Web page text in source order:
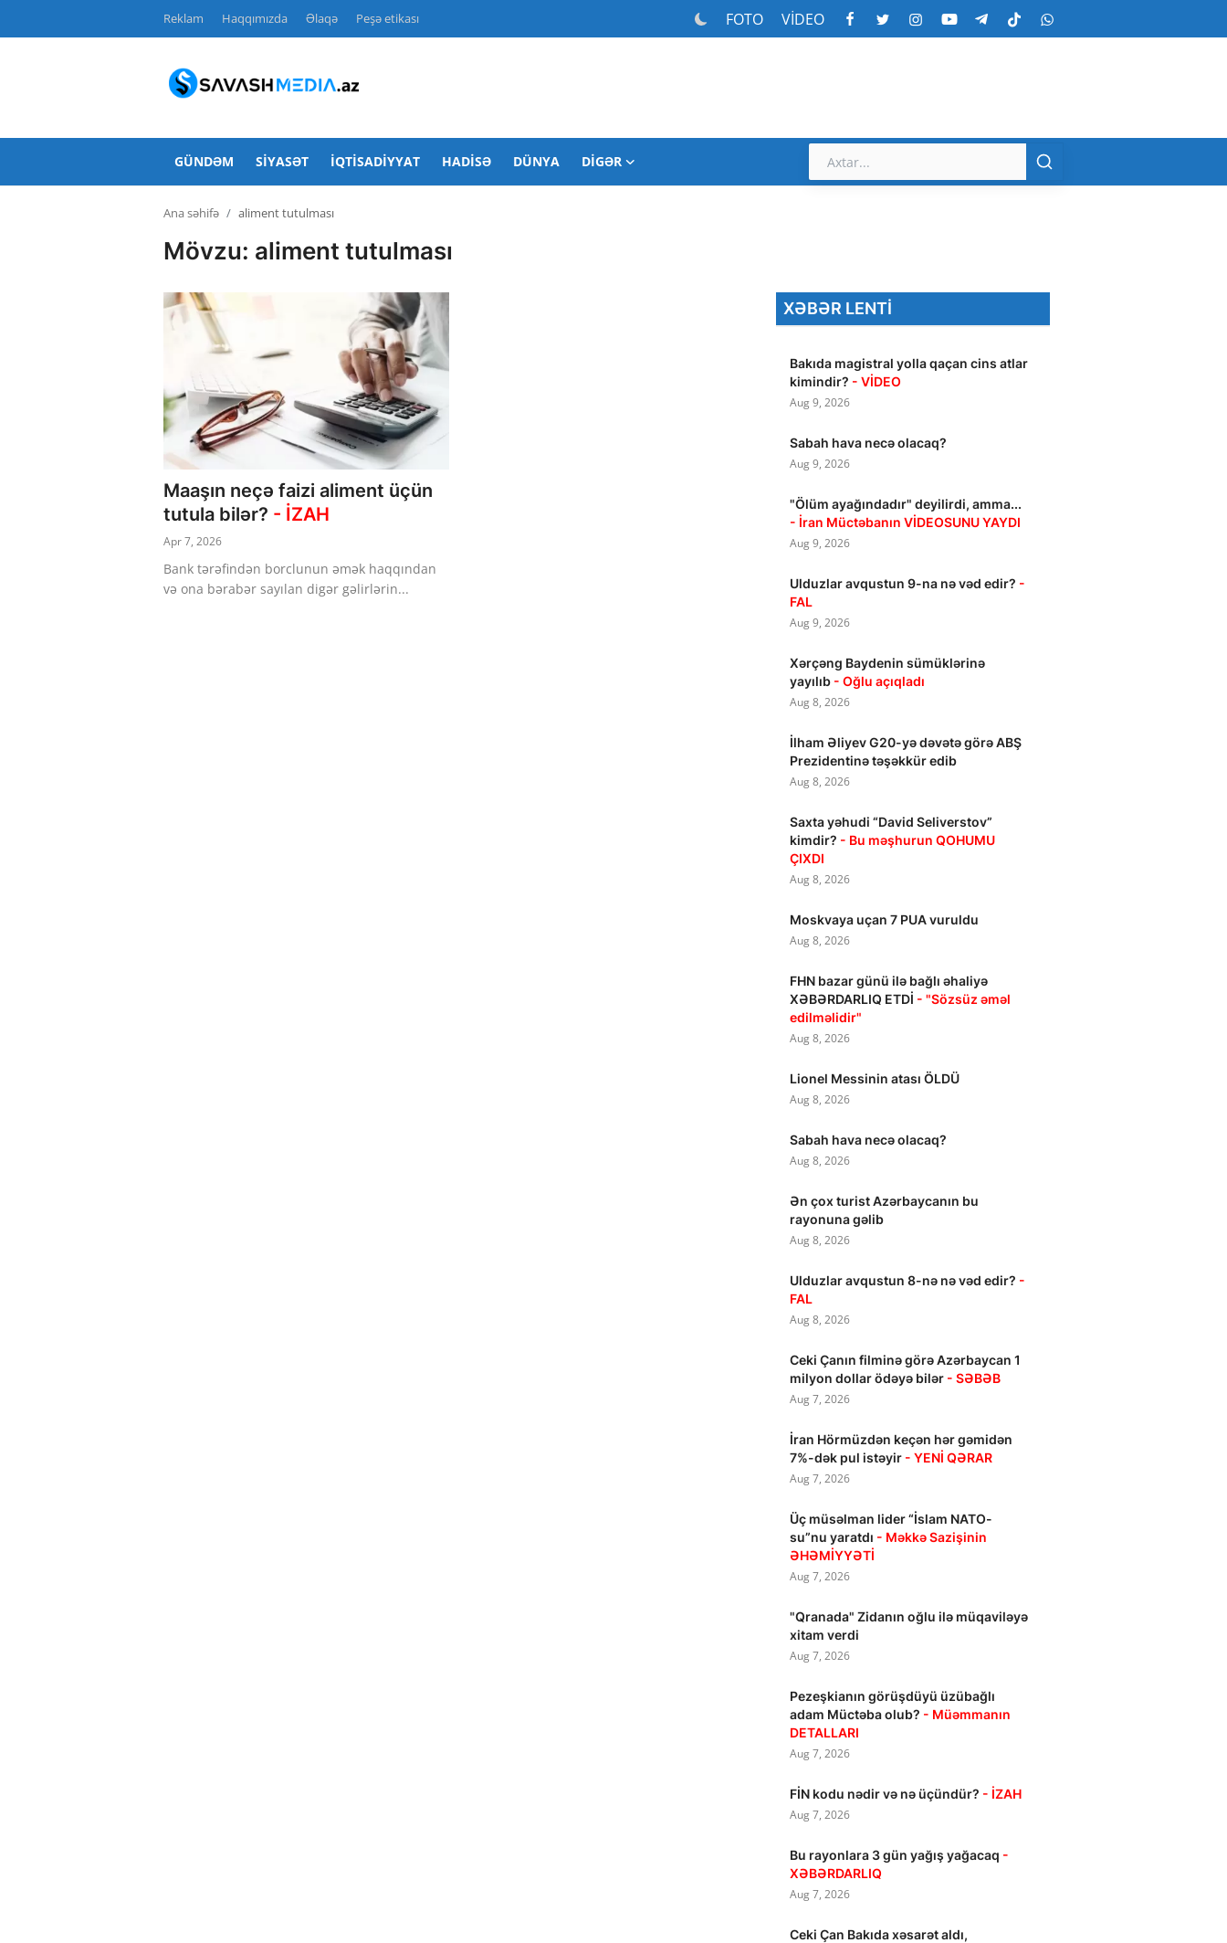
Reklam Haqqımızda Əlaqə Peşə etikası FOTO VİDEO
GÜNDƏM SIYASƏT İQTISADIYYAT HADISƏ DÜNYA DIGƏR
Ana səhifə aliment tutulması
Mövzu: aliment tutulması
Maaşın neçə faizi aliment üçün
tutula bilər? - İZAH
Apr 7, 2026
Bank tərəfindən borclunun əmək haqqından
və ona bərabər sayılan digər gəlirlərin...
XƏBƏR LENTI
Bakıda magistral yolla qaçan cins atlar
kimindir? - VİDEO
Aug 9, 2026
Sabah hava necə olacaq?
Aug 9, 2026
"Ölüm ayağındadır" deyilirdi, amma...
- İran Müctəbanın VİDEOSUNU YAYDI
Aug 9, 2026
Ulduzlar avqustun 9-na nə vəd edir? -
FAL
Aug 9, 2026
Xərçəng Baydenin sümüklərinə
yayılıb - Oğlu açıqladı
Aug 8, 2026
İlham Əliyev G20-yə dəvətə görə ABŞ
Prezidentinə təşəkkür edib
Aug 8, 2026
Saxta yəhudi “David Seliverstov”
kimdir? - Bu məşhurun QOHUMU
ÇIXDI
Aug 8, 2026
Moskvaya uçan 7 PUA vuruldu
Aug 8, 2026
FHN bazar günü ilə bağlı əhaliyə
XƏBƏRDARLIQ ETDİ - "Sözsüz əməl
edilməlidir"
Aug 8, 2026
Lionel Messinin atası ÖLDÜ
Aug 8, 2026
Sabah hava necə olacaq?
Aug 8, 2026
Ən çox turist Azərbaycanın bu
rayonuna gəlib
Aug 8, 2026
Ulduzlar avqustun 8-nə nə vəd edir? -
FAL
Aug 8, 2026
Ceki Çanın filminə görə Azərbaycan 1
milyon dollar ödəyə bilər - SƏBƏB
Aug 7, 2026
İran Hörmüzdən keçən hər gəmidən
7%-dək pul istəyir - YENİ QƏRAR
Aug 7, 2026
Üç müsəlman lider “İslam NATO-
su”nu yaratdı - Məkkə Sazişinin
ƏHƏMİYYƏTİ
Aug 7, 2026
"Qranada" Zidanın oğlu ilə müqaviləyə
xitam verdi
Aug 7, 2026
Pezeşkianın görüşdüyü üzübağlı
adam Müctəba olub? - Müəmmanın
DETALLARI
Aug 7, 2026
FİN kodu nədir və nə üçündür? - İZAH
Aug 7, 2026
Bu rayonlara 3 gün yağış yağacaq -
XƏBƏRDARLIQ
Aug 7, 2026
Ceki Çan Bakıda xəsarət aldı,